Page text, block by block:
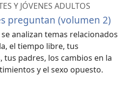
Y JÓVENES ADULTOS
preguntan (volumen 2)
analizan temas relacionados
el tiempo libre, tus
tus padres, los cambios en la
y el sexo opuesto.